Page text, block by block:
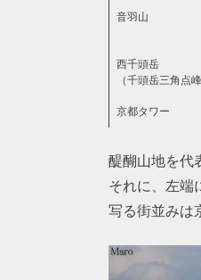
音羽山
西千頭岳
（千頭岳三角点峰
京都タワー
醍醐山地を代
それに、左端
写る街並みは